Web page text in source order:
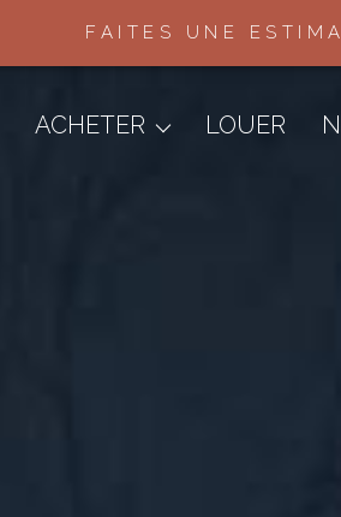
FAITES UNE
ACHETER
Appartements
Terrains
LOUER